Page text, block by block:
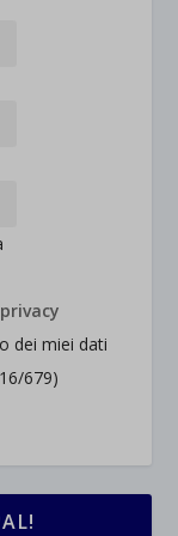
dei miei dati
679)